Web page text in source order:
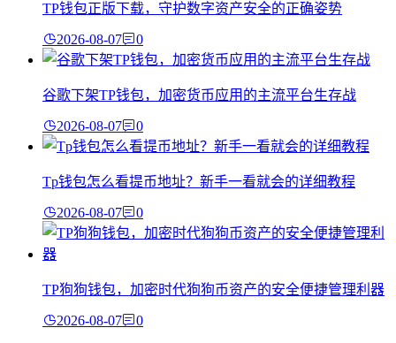
TP钱包正版下载，守护数字资产安全的正确姿势
2026-08-07 0
谷歌下架TP钱包，加密货币应用的主流平台生存战
2026-08-07 0
Tp钱包怎么看提币地址？新手一看就会的详细教程
2026-08-07 0
TP狗狗钱包，加密时代狗狗币资产的安全便捷管理利器
2026-08-07 0